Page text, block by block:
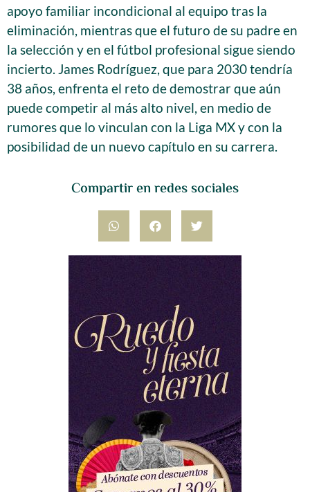
Compartir en redes sociales
apoyo familiar incondicional al equipo tras la
eliminación, mientras que el futuro de su padre en
la selección y en el fútbol profesional sigue siendo
incierto. James Rodríguez, que para 2030 tendría
38 años, enfrenta el reto de demostrar que aún
puede competir al más alto nivel, en medio de
rumores que lo vinculan con la Liga MX y con la
posibilidad de un nuevo capítulo en su carrera.